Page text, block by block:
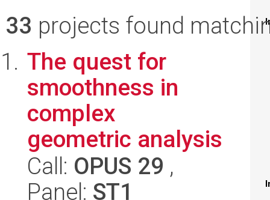
33 projects found
The quest for
smoothness in
complex
geometric analysis
Call: OPUS 29 ,
Panel: ST1